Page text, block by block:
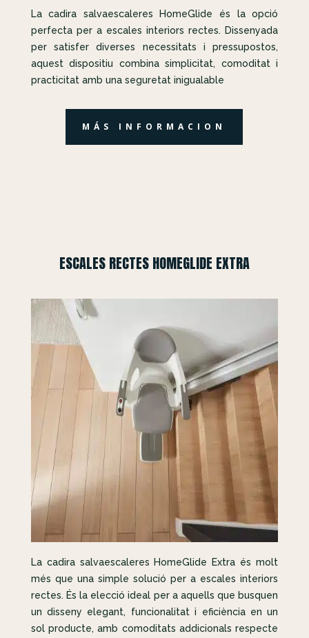
La cadira salvaescaleres HomeGlide és la opció
perfecta per a escales interiors rectes. Dissenyada
per satisfer diverses necessitats i pressupostos,
aquest dispositiu combina simplicitat, comoditat i
practicitat amb una seguretat inigualable
MÁS INFORMACION
ESCALES RECTES HOMEGLIDE EXTRA
La cadira salvaescaleres HomeGlide Extra és molt
més que una simple solució per a escales interiors
rectes. És la elecció ideal per a aquells que busquen
un disseny elegant, funcionalitat i eficiència en un
sol producte, amb comoditats addicionals respecte